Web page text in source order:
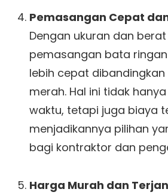
Pemasangan Cepat
Dengan ukuran dan
pemasangan bata
lebih cepat
merah. Hal ini tidak
waktu, tetapi juga biaya
menjadikannya pilihan
bagi kontraktor dan
Harga Murah dan